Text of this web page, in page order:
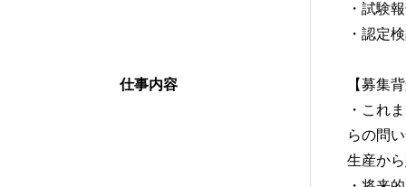
仕事内容
・試験
・認定
【募集
・これ
らの問
生産か